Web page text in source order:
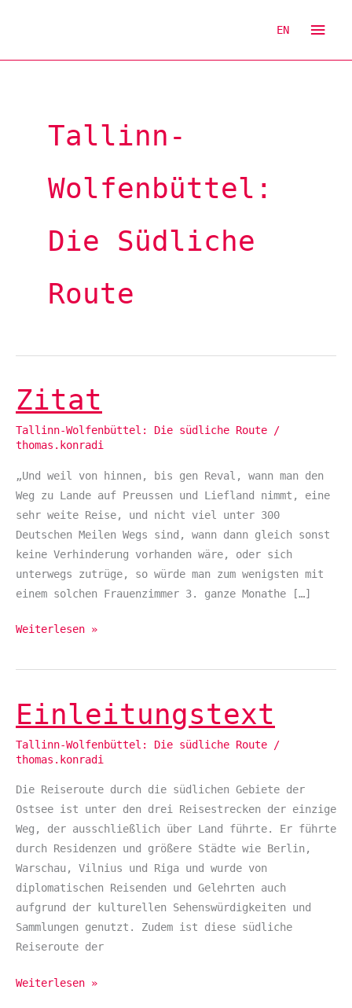
EN
Tallinn-
Wolfenbüttel:
Die Südliche
Route
Zitat
Tallinn-Wolfenbüttel: Die südliche Route /
thomas.konradi
„Und weil von hinnen, bis gen Reval, wann man den
Weg zu Lande auf Preussen und Liefland nimmt, eine
sehr weite Reise, und nicht viel unter 300
Deutschen Meilen Wegs sind, wann dann gleich sonst
keine Verhinderung vorhanden wäre, oder sich
unterwegs zutrüge, so würde man zum wenigsten mit
einem solchen Frauenzimmer 3. ganze Monathe […]
Zitat
Weiterlesen »
Einleitungstext
Tallinn-Wolfenbüttel: Die südliche Route /
thomas.konradi
Die Reiseroute durch die südlichen Gebiete der
Ostsee ist unter den drei Reisestrecken der einzige
Weg, der ausschließlich über Land führte. Er führte
durch Residenzen und größere Städte wie Berlin,
Warschau, Vilnius und Riga und wurde von
diplomatischen Reisenden und Gelehrten auch
aufgrund der kulturellen Sehenswürdigkeiten und
Sammlungen genutzt. Zudem ist diese südliche
Reiseroute der
Einleitungstext
Weiterlesen »